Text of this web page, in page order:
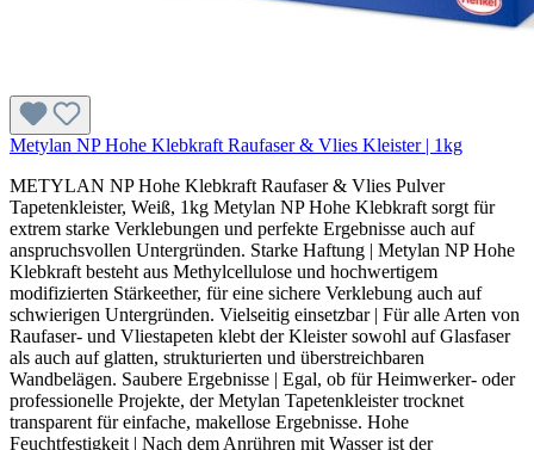
Metylan NP Hohe Klebkraft Raufaser & Vlies Kleister | 1kg
METYLAN NP Hohe Klebkraft Raufaser & Vlies Pulver
Tapetenkleister, Weiß, 1kg Metylan NP Hohe Klebkraft sorgt für
extrem starke Verklebungen und perfekte Ergebnisse auch auf
anspruchsvollen Untergründen. Starke Haftung | Metylan NP Hohe
Klebkraft besteht aus Methylcellulose und hochwertigem
modifizierten Stärkeether, für eine sichere Verklebung auch auf
schwierigen Untergründen. Vielseitig einsetzbar | Für alle Arten von
Raufaser- und Vliestapeten klebt der Kleister sowohl auf Glasfaser
als auch auf glatten, strukturierten und überstreichbaren
Wandbelägen. Saubere Ergebnisse | Egal, ob für Heimwerker- oder
professionelle Projekte, der Metylan Tapetenkleister trocknet
transparent für einfache, makellose Ergebnisse. Hohe
Feuchtfestigkeit | Nach dem Anrühren mit Wasser ist der